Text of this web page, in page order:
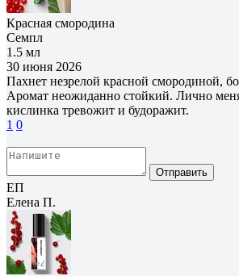
Красная смородина
Семпл
1.5 мл
30 июня 2026
Пахнет незрелой красной смородиной,
Аромат неожиданно стойкий. Лично
кислинка тревожит и будоражит.
1 0
Отправить
ЕП
Елена П.